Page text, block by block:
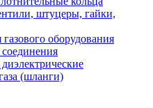
штуцеры, гайки,
оборудования
(шланги)